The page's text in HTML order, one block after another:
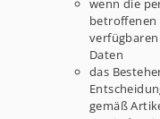
wenn die
betroffenen
Daten
das
gemäß